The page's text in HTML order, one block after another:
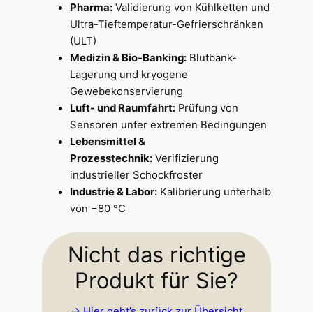
Pharma:Validierung von Kühlketten und
Ultra-Tieftemperatur-Gefrierschränken
(ULT)
Medizin & Bio-Banking:Blutbank-
Lagerung und kryogene
Gewebekonservierung
Luft- und Raumfahrt:Prüfung von
Sensoren unter extremen Bedingungen
Lebensmittel &
Prozesstechnik:Verifizierung
industrieller Schockfroster
Industrie & Labor:Kalibrierung unterhalb
von −80 °C
Nicht das richtige
Produkt für Sie?